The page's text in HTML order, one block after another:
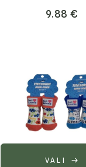
9.88€
VALI